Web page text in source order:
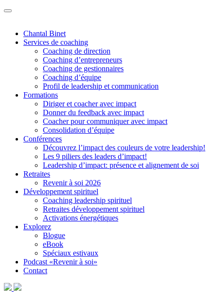
Chantal Binet
Services de coaching
Coaching de direction
Coaching d’entrepreneurs
Coaching de gestionnaires
Coaching d’équipe
Profil de leadership et communication
Formations
Diriger et coacher avec impact
Donner du feedback avec impact
Coacher pour communiquer avec impact
Consolidation d’équipe
Conférences
Découvrez l’impact des couleurs de votre leadership!
Les 9 piliers des leaders d’impact!
Leadership d’impact: présence et alignement de soi
Retraites
Revenir à soi 2026
Développement spirituel
Coaching leadership spirituel
Retraites développement spirituel
Activations énergétiques
Explorez
Blogue
eBook
Spéciaux estivaux
Podcast «Revenir à soi»
Contact